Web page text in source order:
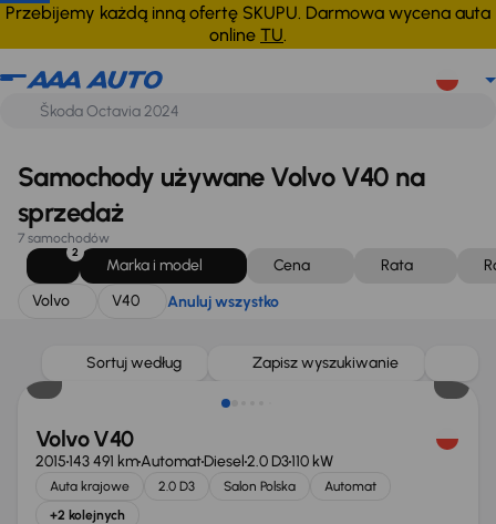
Przebijemy każdą inną ofertę SKUPU. Darmowa wycena auta
online TU.
Volvo V40 Anuluj wszystko
Samochody używane Volvo V40 na
sprzedaż
7 samochodów
2
Marka i model Cena Rata
Volvo
V40 Anuluj wszystko
Sortuj według Zapisz wyszukiwanie
Taniej o 1 000 zł
Volvo V40
2015143 491 kmAutomatDiesel2.0 D3110 kW
Auta krajowe 2.0 D3 Salon Polska
Automat
+2 kolejnych